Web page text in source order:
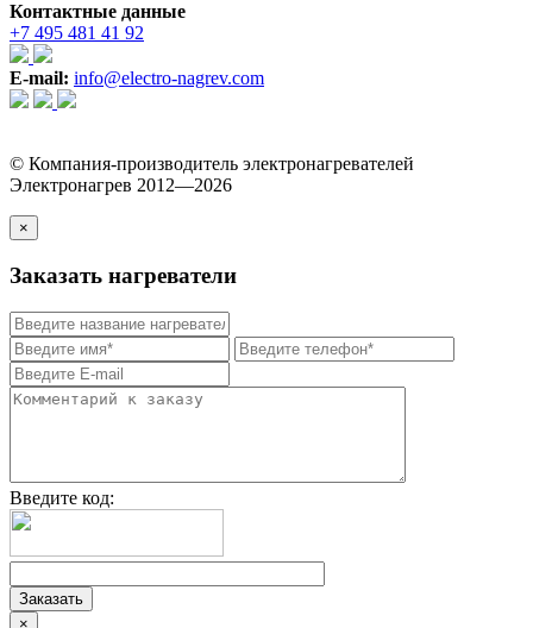
Контактные данные
+7 495 481 41 92
E-mail: info@electro-nagrev.com
© Компания-производитель электронагревателей
Электронагрев 2012—2026
×
Заказать нагреватели
Введите код:
×